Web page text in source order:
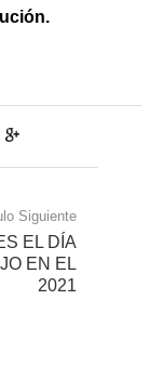
Siguiente
EL DÍA
EN EL
2021